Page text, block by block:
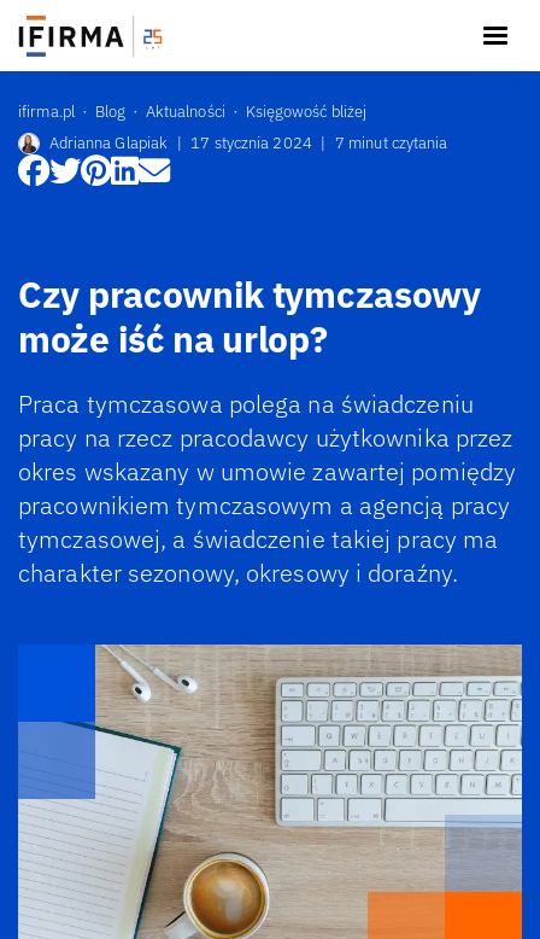
ifirma.pl Blog Aktualności
Księgowość bliżej
Adrianna Glapiak | 17 stycznia 2024 | 7 minut czytania
Czy pracownik tymczasowy
może iść na urlop?
Praca tymczasowa polega na świadczeniu
pracy na rzecz pracodawcy użytkownika przez
okres wskazany w umowie zawartej pomiędzy
pracownikiem tymczasowym a agencją pracy
tymczasowej, a świadczenie takiej pracy ma
charakter sezonowy, okresowy i doraźny.